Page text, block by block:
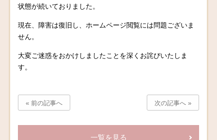
状態が続いておりました。
現在、障害は復旧し、ホームページ閲覧には問題ございま
せん。
大変ご迷惑をおかけしましたことを深くお詫びいたしま
す。
« 前の記事へ 次の記事へ »
一覧を見る